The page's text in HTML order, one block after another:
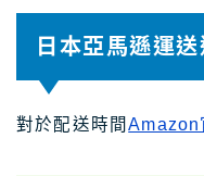
日本亞馬遜運送
對於配送時間Amazon